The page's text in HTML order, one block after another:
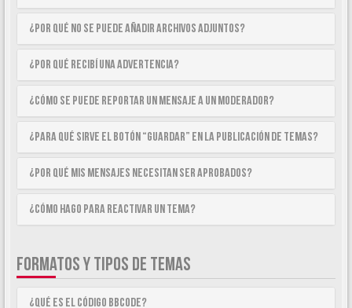
¿Por qué no se puede añadir archivos adjuntos?
¿Por qué recibí una advertencia?
¿Cómo se puede reportar un mensaje a un moderador?
¿Para qué sirve el botón “Guardar” en la publicación de temas?
¿Por qué mis mensajes necesitan ser aprobados?
¿Cómo hago para reactivar un tema?
FORMATOS Y TIPOS DE TEMAS
¿Qué es el código BBCode?